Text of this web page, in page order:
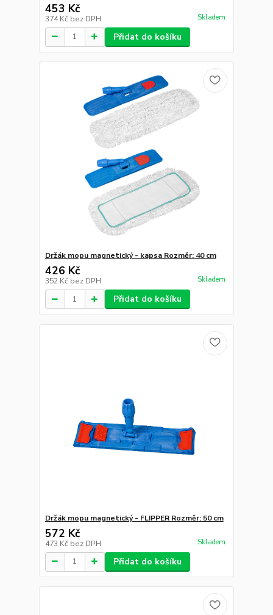
453 Kč
374 Kč bez DPH Skladem
Přidat do košíku
Držák mopu magnetický - kapsa Rozměr: 40 cm
426 Kč
352 Kč bez DPH Skladem
Přidat do košíku
Držák mopu magnetický - FLIPPER Rozměr: 50 cm
572 Kč
473 Kč bez DPH Skladem
Přidat do košíku